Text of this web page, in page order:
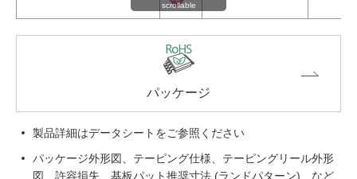
scrollable
パッケージ
製品詳細はデータシートをご参照ください
パッケージ外形図、テーピング仕様、テーピングリール外形
図、許容損失、基板パット推奨寸法 (ランドパターン)、など